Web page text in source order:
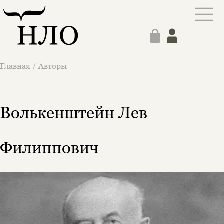
Главная / Авторы
Волькенштейн Лев
Филиппович
Подписка на рассылку
Этой книги временно
нет в продаже.